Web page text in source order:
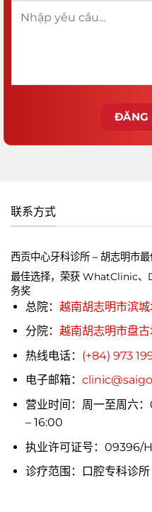
联系方式
西贡中心牙科诊所 – 胡志明市
最佳选择，荣获 WhatClinic
务奖
总院： 越南胡志明市滨
分院： 越南胡志明市盘
热线电话： (+84) 973
电子邮箱：
营业时间：周一至周六
– 16:00
执业许可证号：09396/
诊疗范围：口腔专科诊所